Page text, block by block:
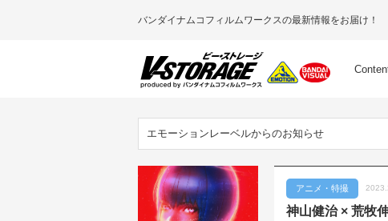
バンダイナムコフィルムワークスの最新情報をお届け！
エモーションレーベルからのお知らせ
アニメ・特撮
神山健治 × 荒牧